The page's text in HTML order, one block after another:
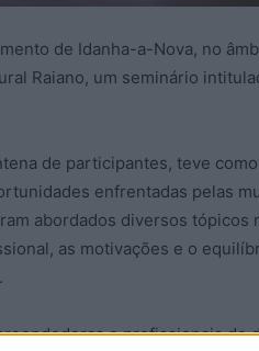
de Idanha-a-Nova, no
Raiano, um seminário
de participantes, teve
enfrentadas pelas
abordados diversos tópicos
as motivações e o
e profissionais de